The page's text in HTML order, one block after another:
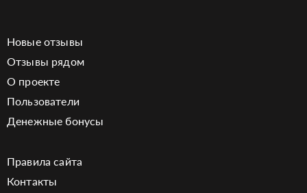
Новые отзывы
Отзывы рядом
О проекте
Пользователи
Денежные бонусы
Правила сайта
Контакты